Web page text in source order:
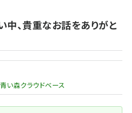
、貴重なお話をありがと
い森クラウドベース